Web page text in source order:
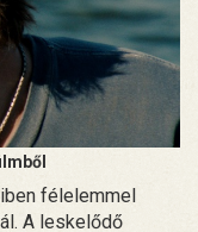
félelemmel
A leskelődő